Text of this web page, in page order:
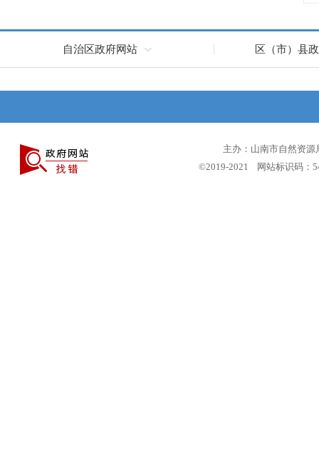
自治区政府网站 区（市）县
主办：山南市自然资
©2019-2021 网站标识码：